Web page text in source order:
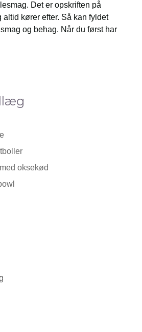
Det er opskriften på
altid kører efter. Så kan fyldet
og behag. Når du først har
oksekød